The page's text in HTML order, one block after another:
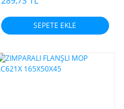
SEPETE EKLE